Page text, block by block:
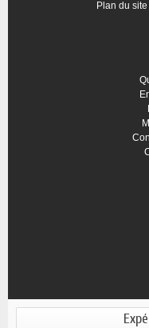
Plan du site